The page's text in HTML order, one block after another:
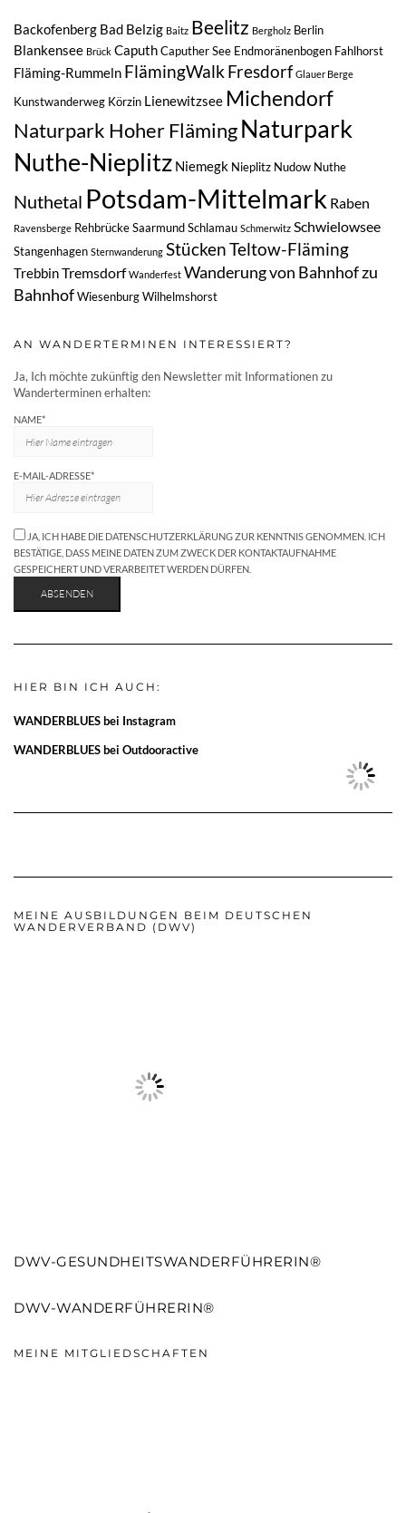
Backofenberg Bad Belzig Baitz Beelitz Bergholz Berlin
Blankensee Brück CaputhCaputher See Endmoränenbogen Fahlhorst
Fläming-Rummeln FlämingWalkFresdorf Glauer Berge
Kunstwanderweg Körzin Lienewitzsee Michendorf
Naturpark Hoher FlämingNaturpark
Nuthe-Nieplitz Niemegk Nieplitz Nudow Nuthe
Nuthetal Potsdam-Mittelmark Raben
Ravensberge RehbrückeSaarmundSchlamau Schmerwitz Schwielowsee
Stangenhagen Sternwanderung StückenTeltow-Fläming
TrebbinTremsdorf Wanderfest Wanderung von Bahnhof zu
BahnhofWiesenburgWilhelmshorst
AN WANDERTERMINEN INTERESSIERT?
Ja, Ich möchte zukünftig den Newsletter mit Informationen zu
Wanderterminen erhalten:
NAME*
E-MAIL-ADRESSE*
JA, ICH HABE DIE DATENSCHUTZERKLÄRUNG ZUR KENNTNIS GENOMMEN. ICH
BESTÄTIGE, DASS MEINE DATEN ZUM ZWECK DER KONTAKTAUFNAHME
GESPEICHERT UND VERARBEITET WERDEN DÜRFEN.
HIER BIN ICH AUCH:
WANDERBLUES bei Instagram
WANDERBLUES bei Outdooractive
MEINE AUSBILDUNGEN BEIM DEUTSCHEN
WANDERVERBAND (DWV)
DWV-GESUNDHEITSWANDERFÜHRERIN®
DWV-WANDERFÜHRERIN®
MEINE MITGLIEDSCHAFTEN